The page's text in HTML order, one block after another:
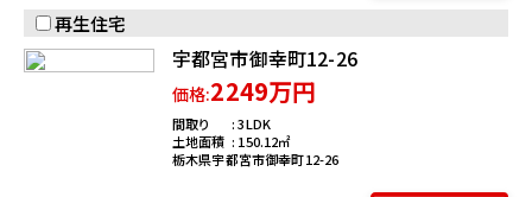
再生住宅
宇都宮市御幸町12-26
価格:2249万円
栃木県宇都宮市御幸町12-26
間取り
3LDK
土地面積
150.12